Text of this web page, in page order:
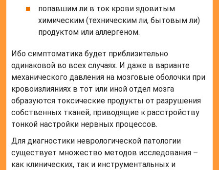
попавшим ли в ток крови ядовитым
химическим (техническим ли, бытовым ли)
продуктом или аллергеном.
Ибо симптоматика будет приблизительно
одинаковой во всех случаях. И даже в варианте
механического давления на мозговые оболочки при
кровоизлияниях в тот или иной отдел мозга
образуются токсические продукты от разрушения
собственных тканей, приводящие к расстройству
тонкой настройки нервных процессов.
Для диагностики неврологической патологии
существует множество методов исследования –
как клинических, так и инструментальных и